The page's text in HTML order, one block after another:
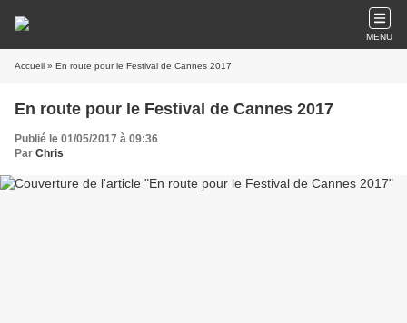
MENU
Accueil » En route pour le Festival de Cannes 2017
En route pour le Festival de Cannes 2017
Publié le 01/05/2017 à 09:36
Par Chris